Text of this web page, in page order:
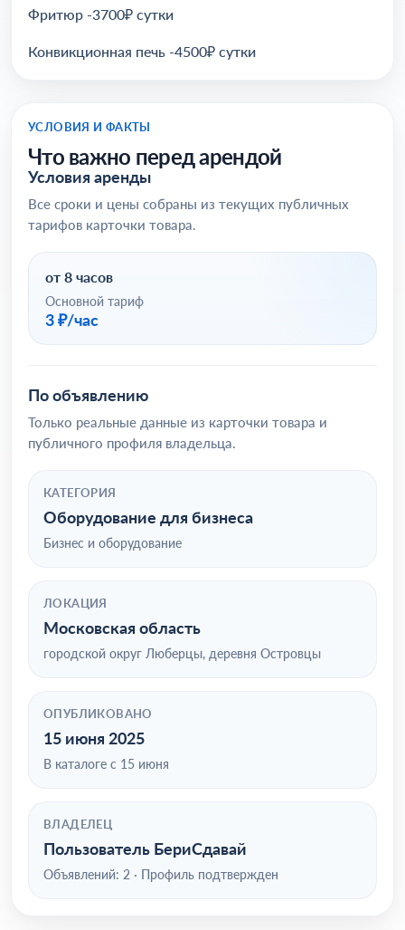
Фритюр -3700₽ сутки
Конвикционная печь -4500₽ сутки
УСЛОВИЯ И ФАКТЫ
Что важно перед арендой
Условия аренды
Все сроки и цены собраны из текущих публичных
тарифов карточки товара.
от 8 часов
Основной тариф
3 ₽/час
По объявлению
Только реальные данные из карточки товара и
публичного профиля владельца.
КАТЕГОРИЯ
Оборудование для бизнеса
Бизнес и оборудование
ЛОКАЦИЯ
Московская область
городской округ Люберцы, деревня Островцы
ОПУБЛИКОВАНО
15 июня 2025
В каталоге с 15 июня
ВЛАДЕЛЕЦ
Пользователь БериСдавай
Объявлений: 2 · Профиль подтвержден